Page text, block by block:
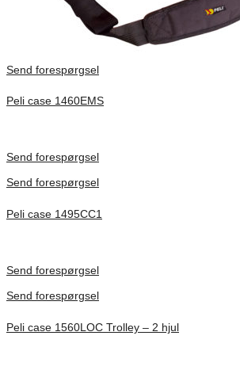
Send forespørgsel
Peli case 1460EMS
Send forespørgsel
Send forespørgsel
Peli case 1495CC1
Send forespørgsel
Send forespørgsel
Peli case 1560LOC Trolley – 2 hjul